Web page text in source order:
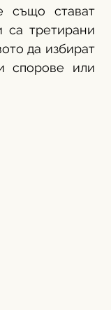
също стават
третирани
да избират
спорове или